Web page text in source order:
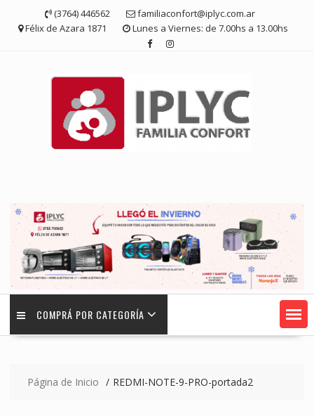
contenido
(3764) 446562
familiaconfort@iplyc.com.ar
Félix de Azara 1871
Lunes a Viernes: de 7.00hs a 13.00hs
COMPRÁ POR CATEGORÍA
Página de Inicio REDMI-NOTE-9-PRO-portada2